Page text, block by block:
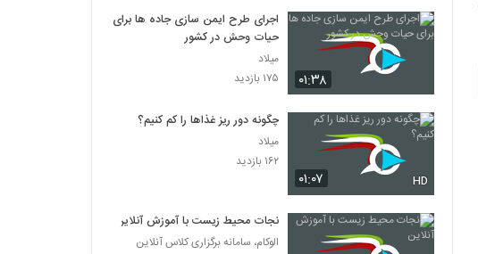
۰۱:۳۸
اجرای طرح ایمن سازی جاده ها برای
حیات وحش در کشور
میلاد
۱۷۵ بازدید
۰۱:۰۷ HD
چگونه دور ریز غذاها را کم کنیم؟
میلاد
۱۶۲ بازدید
نجات محیط زیست با آموزش آنلاین
الوکام، سامانه برگزاری کلاس آنلاین